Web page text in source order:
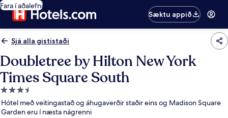
Fara í aðalefni
Sæktu appið
Sjá alla gististaði
Doubletree by Hilton New York
Times Square South
3.5
stjörnu
gististaður
Hótel með veitingastað og áhugaverðir staðir eins og Madison Square
Garden eru í næsta nágrenni